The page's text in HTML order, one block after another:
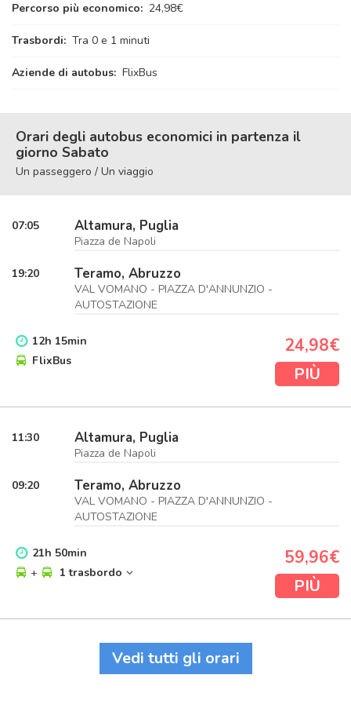
Percorso più economico: 24,98€
Trasbordi: Tra 0 e 1 minuti
Aziende di autobus: FlixBus
Orari degli autobus economici in partenza il
giorno Sabato
Un passeggero / Un viaggio
07:05 Altamura, Puglia
Piazza de Napoli
19:20 Teramo, Abruzzo
VAL VOMANO - PIAZZA D'ANNUNZIO -
AUTOSTAZIONE
12h 15min
FlixBus
24,98€
PIÙ
11:30 Altamura, Puglia
Piazza de Napoli
09:20 Teramo, Abruzzo
VAL VOMANO - PIAZZA D'ANNUNZIO -
AUTOSTAZIONE
21h 50min
+
1 trasbordo
59,96€
PIÙ
Vedi tutti gli orari